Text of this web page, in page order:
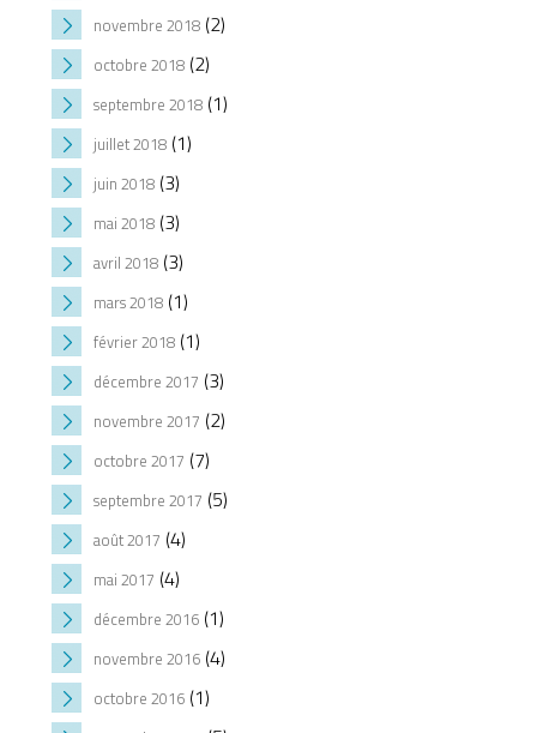
novembre 2018(2)
octobre 2018(2)
septembre 2018(1)
juillet 2018(1)
juin 2018(3)
mai 2018(3)
avril 2018(3)
mars 2018(1)
février 2018(1)
décembre 2017 (3)
novembre 2017 (2)
octobre 2017 (7)
septembre 2017 (5)
août 2017 (4)
mai 2017 (4)
décembre 2016(1)
novembre 2016(4)
octobre 2016(1)